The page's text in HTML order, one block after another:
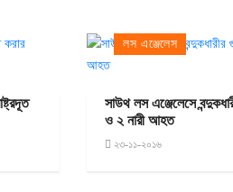
লস এঞ্জেলেস
সাউথ লস এঞ্জেলেসে
ও ২ নারী আহত
২৩-১১-২০১৬